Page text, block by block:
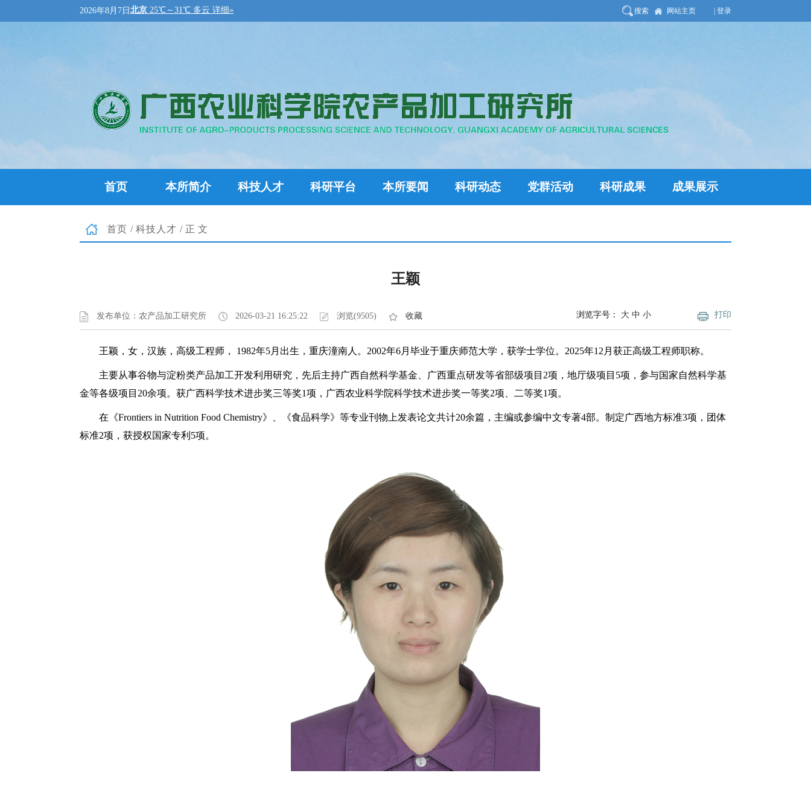
2026年8月7日 搜索 网站主页 | 登录
首页 本所简介 科技人才 科研平台 本所要闻 科研动态 党群活动 科研成果 成果展示
首页 / 科技人才 /正文
王颖
发布单位：农产品加工研究所 2026-03-21 16:25:22 浏览(9505) 收藏 打印
浏览字号： 大 中 小
王颖，女，汉族，高级工程师， 1982年5月出生，重庆潼南人。2002年6月毕业于重庆师范大学，获学士学位。2025年12月获正高级工程师职称。
主要从事谷物与淀粉类产品加工开发利用研究，先后主持广西自然科学基金、广西重点研发等省部级项目2项，地厅级项目5项，参与国家自然科学基
金等各级项目20余项。获广西科学技术进步奖三等奖1项，广西农业科学院科学技术进步奖一等奖2项、二等奖1项。
在《Frontiers in Nutrition Food Chemistry》、《食品科学》等专业刊物上发表论文共计20余篇，主编或参编中文专著4部。制定广西地方标准3项，团体
标准2项，获授权国家专利5项。